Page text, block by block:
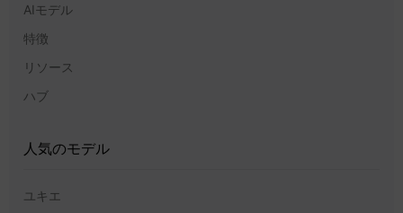
AIモデル
特徴
リソース
ハブ
人気のモデル
ユキエ